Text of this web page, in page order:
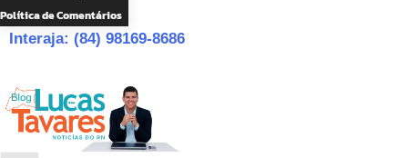
Política de Comentários
Interaja: (84) 98169-8686